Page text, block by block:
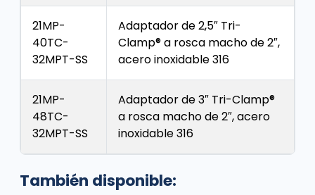
21MP-
40TC-
32MPT-SS
Adaptador de 2,5″ Tri-
Clamp® a rosca macho de 2″,
acero inoxidable 316
21MP-
48TC-
32MPT-SS
Adaptador de 3″ Tri-Clamp®
a rosca macho de 2″, acero
inoxidable 316
También disponible: